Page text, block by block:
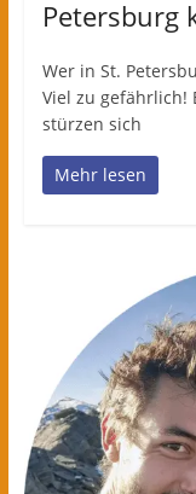
Petersburg
Wer in St.
Viel zu gefährlich!
stürzen sich
Mehr lesen